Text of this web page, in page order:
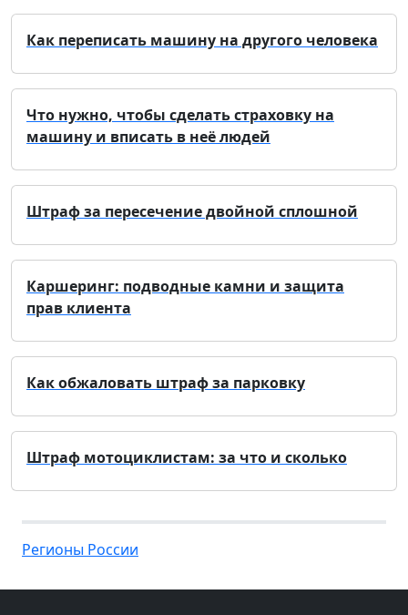
Как переписать машину на другого человека
Что нужно, чтобы сделать страховку на
машину и вписать в неё людей
Штраф за пересечение двойной сплошной
Каршеринг: подводные камни и защита
прав клиента
Как обжаловать штраф за парковку
Штраф мотоциклистам: за что и сколько
Регионы России